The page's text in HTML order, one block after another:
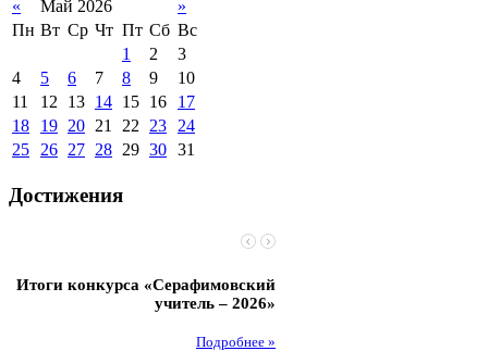
« Май 2026
»
Пн Вт Ср Чт Пт Сб Вс
1
2
3
4
5 6 7 8 9
10
11
12 13 14 15 16
17
18
19 20 21 22 23 24
25 26 27 28 29 30 31
Достижения
Итоги конкурса «Серафимовский
учитель – 2026»
Подробнее »